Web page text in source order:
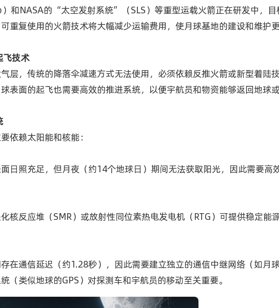
和NASA的“太空发射系统”（SLS）等重型运载火箭正在研发中，目
重复使用的火箭技术将大幅减少运输费用，使月球基地的建设和维护更
飞技术
层，传统的降落伞减速方式无法使用，必须依赖反推火箭或新型着
表面的起飞也需要高效的推进系统，以便宇航员和物资能够返回地球
依赖太阳能和核能：
面日照充足，但月夜（约14个地球日）期间无法获取阳光，因此需要高
核反应堆（SMR）或放射性同位素热电发电机（RTG）可提供稳定能
在通信延迟（约1.28秒），因此需要建立独立的通信中继网络（如月
（类似地球的GPS）对探测车和宇航员的移动至关重要。